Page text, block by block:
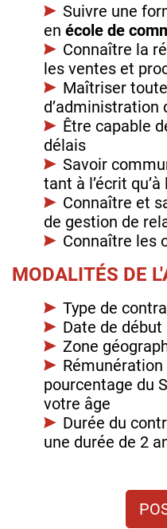
Suivre une
en école de
Connaître la
les ventes et
Maîtriser
d’administration
Être capable
délais
Savoir
tant à l’écrit qu’à
Connaître et
de gestion de
Connaître les
MODALITÉS DE
Type de
Date de
Zone
Rémunération
pourcentage du
votre âge
Durée du
une durée de 2